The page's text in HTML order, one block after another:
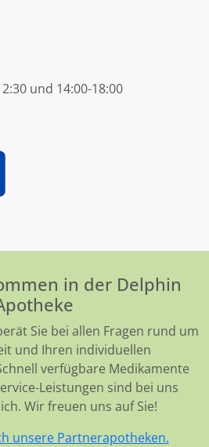
und 14:00-18:00
in der Delphin
Sie bei allen Fragen rund um
und Ihren individuellen
verfügbare Medikamente
Leistungen sind bei uns
Wir freuen uns auf Sie!
unsere Partnerapotheken.